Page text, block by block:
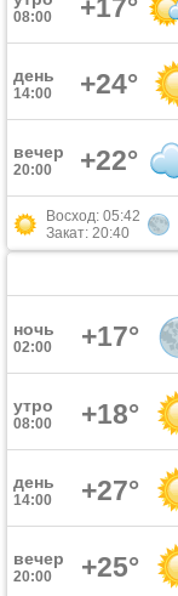
08:00 +17°
день
14:00 +24°
вечер
20:00 +22°
Восход: 05:42
Закат: 20:40
ночь
02:00 +17°
утро
08:00 +18°
день
14:00 +27°
вечер
20:00 +25°